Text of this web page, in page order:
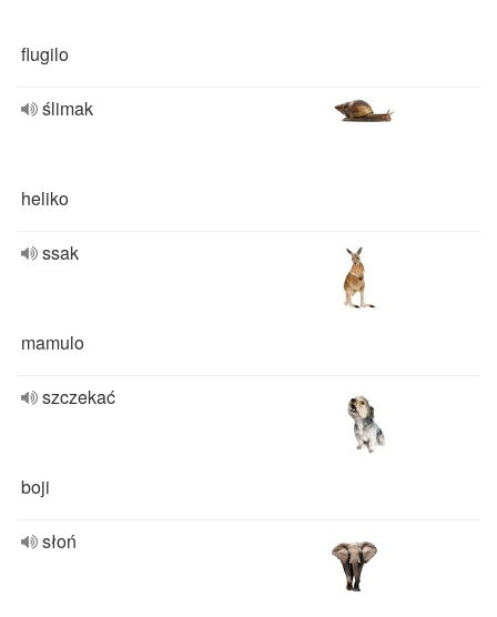
flugilo
ślimak
heliko
ssak
mamulo
szczekać
boji
słoń